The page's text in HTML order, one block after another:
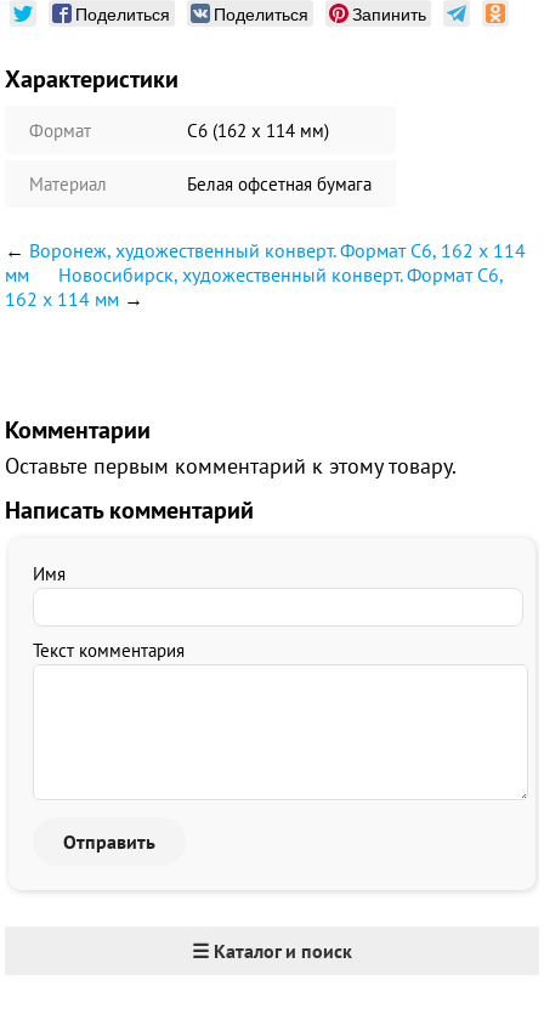
Поделиться Поделиться Запинить
Характеристики
Формат С6 (162 х 114 мм)
Материал Белая офсетная бумага
← Воронеж, художественный конверт. Формат С6, 162 х 114
мм
Новосибирск, художественный конверт. Формат С6,
162 х 114 мм →
Комментарии
Оставьте первым комментарий к этому товару.
Написать комментарий
Имя
Текст комментария
☰ Каталог и поиск